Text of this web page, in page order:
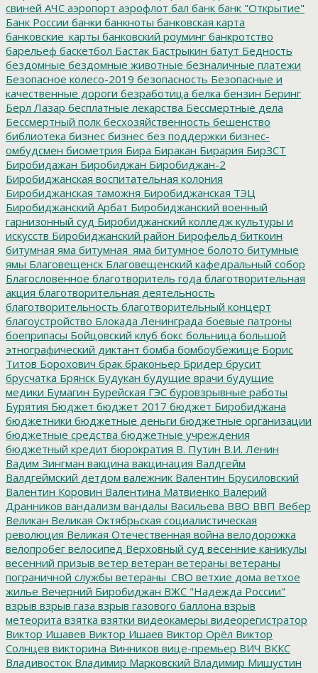
свиней АЧС аэропорт аэрофлот бал банк банк "Открытие"
Банк России банки банкноты банковская карта
банковские_карты банковский роуминг банкротство
барельеф баскетбол Бастак Бастрыкин батут Бедность
бездомные бездомные животные безналичные платежи
Безопасное колесо-2019 безопасность Безопасные и
качественные дороги безработица белка бензин Беринг
Берл Лазар бесплатные лекарства Бессмертные дела
Бессмертный полк бесхозяйственность бешенство
библиотека бизнес бизнес без поддержки бизнес-
омбудсмен биометрия Бира Биракан Бирария БирЗСТ
Биробидажан Биробиджан Биробиджан-2
Биробиджанская воспитательная колония
Биробиджанская таможня Биробиджанская ТЭЦ
Биробиджанский Арбат Биробиджанский военный
гарнизонный суд Биробиджанский колледж культуры и
искусств Биробиджанский район Бирофельд биткоин
битумная яма битумная_яма битумное болото битумные
ямы Благовещенск Благовещенский кафедральный собор
Благословенное благотворитель года благотворительная
акция благотворительная деятельность
благотворительность благотворительный концерт
благоустройство Блокада Ленинграда боевые патроны
боеприпасы Бойцовский клуб бокс больница большой
этнографический диктант бомба бомбоубежище Борис
Титов Борохович брак браконьер Бридер брусит
брусчатка Брянск Будукан будущие врачи будущие
медики Бумагин Бурейская ГЭС буровзрывные работы
Бурятия Бюджет бюджет 2017 бюджет Биробиджана
бюджетники бюджетные деньги бюджетные организации
бюджетные средства бюджетные учреждения
бюджетный кредит бюрократия В. Путин В.И. Ленин
Вадим Зингман вакцина вакцинация Валдгейм
Валдгеймский детдом валежник Валентин Брусиловский
Валентин Коровин Валентина Матвиенко Валерий
Дранников вандализм вандалы Васильева ВВО ВВП Вебер
Великан Великая Октябрьская социалистическая
революция Великая Отечественная война велодорожка
велопробег велосипед Верховный суд весенние каникулы
весенний призыв ветер ветеран ветераны ветераны
пограничной службы ветераны_СВО ветхие дома ветхое
жилье Вечерний Биробиджан ВЖС "Надежда России"
взрыв взрыв газа взрыв газового баллона взрыв
метеорита взятка взятки видеокамеры видеорегистратор
Виктор Ишавев Виктор Ишаев Виктор Орёл Виктор
Солнцев викторина Винников вице-премьер ВИЧ ВККС
Владивосток Владимир Марковский Владимир Мишустин